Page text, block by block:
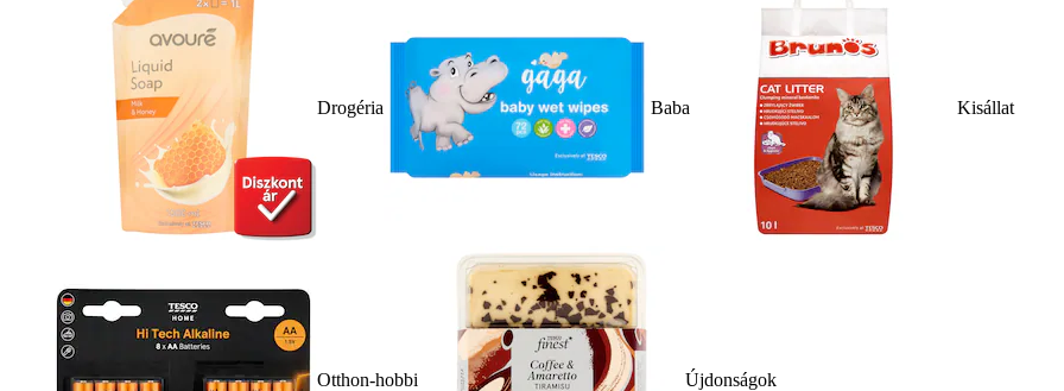
Drogéria Baba Kisállat
Otthon-hobbi Újdonságok